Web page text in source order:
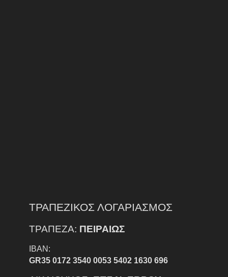
ΤΡΑΠΕΖΙΚΟΣ ΛΟΓΑΡΙΑΣΜΟΣ
ΤΡΑΠΕΖΑ: ΠΕΙΡΑΙΩΣ
IBAN:
GR35 0172 3540 0053 5402 1630 696